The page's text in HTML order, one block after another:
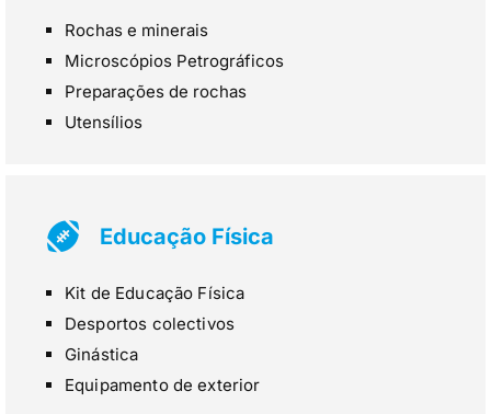
Rochas e minerais
Microscópios Petrográficos
Preparações de rochas
Utensílios
Educação Física
Kit de Educação Física
Desportos colectivos
Ginástica
Equipamento de exterior